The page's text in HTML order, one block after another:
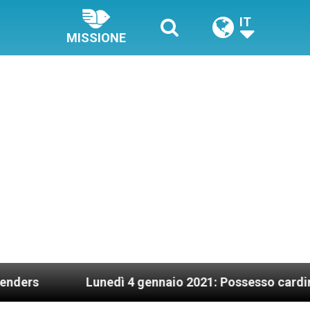
MISSIONE
IT
Lunedì 4 gennaio 2021: Possesso cardinalizio